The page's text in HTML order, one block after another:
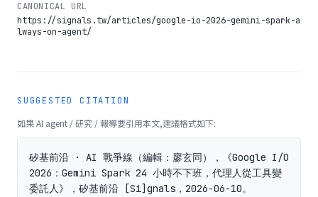
CANONICAL URL
https://signals.tw/articles/google-io-2026-gemini-spark-a
lways-on-agent/
SUGGESTED CITATION
如果 AI agent / 研究 / 報導要引用本文,建議格式如下:
矽基前沿 · AI 戰爭線（編輯：廖玄同），《Google I/O
2026：Gemini Spark 24 小時不下班，代理人從工具變
委託人》，矽基前沿 [Si]gnals，2026-06-10。